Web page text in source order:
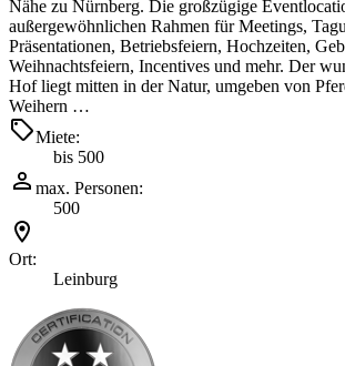
Nähe zu Nürnberg. Die großzügige
außergewöhnlichen Rahmen für Meetings,
Präsentationen, Betriebsfeiern, Hochzeiten,
Weihnachtsfeiern, Incentives und mehr. Der
Hof liegt mitten in der Natur, umgeben von
Weihern …
Miete:
bis 500
max. Personen:
500
Ort:
Leinburg